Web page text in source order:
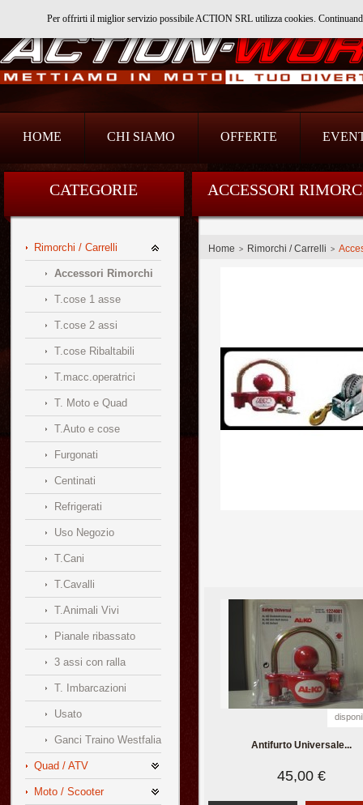
HOME CHI SIAMO OFFERTE
CATEGORIE
Rimorchi / Carrelli
Accessori Rimorchi
T.cose 1 asse
T.cose 2 assi
T.cose Ribaltabili
T.macc.operatrici
T. Moto e Quad
T.Auto e cose
Furgonati
Centinati
Refrigerati
Uso Negozio
T.Cani
T.Cavalli
T.Animali Vivi
Pianale ribassato
3 assi con ralla
T. Imbarcazioni
Usato
Ganci Traino Westfalia
Quad / ATV
Moto / Scooter
ACCESSORI
Home > Rimorchi / Carrelli >
Antifurto Universale...
45,00 €
Per offrirti il miglior servizio possibile ACTION SRL utilizza cookies.